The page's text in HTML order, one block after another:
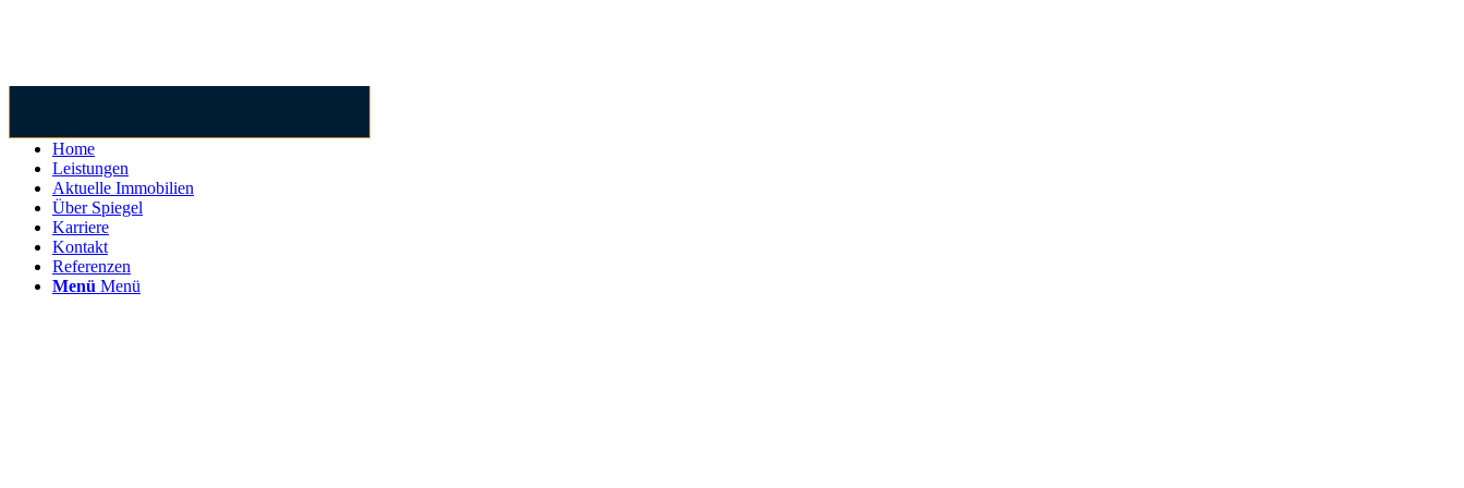
Home
Leistungen
Aktuelle Immobilien
Über Spiegel
Karriere
Kontakt
Referenzen
Menü Menü